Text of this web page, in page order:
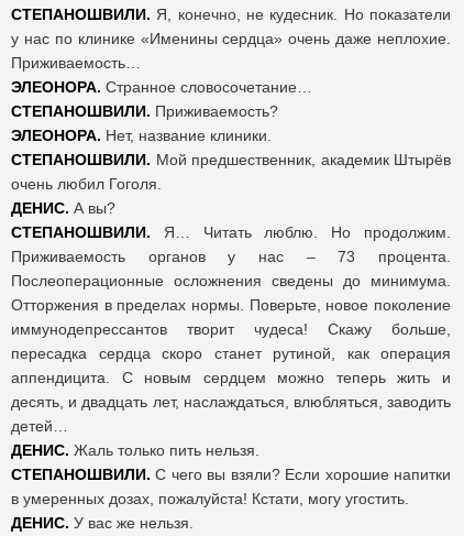
СТЕПАНОШВИЛИ. Я, конечно, не кудесник. Но показатели
у нас по клинике «Именины сердца» очень даже неплохие.
Приживаемость…
ЭЛЕОНОРА. Странное словосочетание…
СТЕПАНОШВИЛИ. Приживаемость?
ЭЛЕОНОРА. Нет, название клиники.
СТЕПАНОШВИЛИ. Мой предшественник, академик Штырёв
очень любил Гоголя.
ДЕНИС. А вы?
СТЕПАНОШВИЛИ. Я… Читать люблю. Но продолжим.
Приживаемость органов у нас – 73 процента.
Послеоперационные осложнения сведены до минимума.
Отторжения в пределах нормы. Поверьте, новое поколение
иммунодепрессантов творит чудеса! Скажу больше,
пересадка сердца скоро станет рутиной, как операция
аппендицита. С новым сердцем можно теперь жить и
десять, и двадцать лет, наслаждаться, влюбляться, заводить
детей…
ДЕНИС. Жаль только пить нельзя.
СТЕПАНОШВИЛИ. С чего вы взяли? Если хорошие напитки
в умеренных дозах, пожалуйста! Кстати, могу угостить.
ДЕНИС. У вас же нельзя.